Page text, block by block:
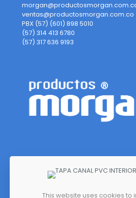
ventas@productosmorgan.com.co
PBX (57) (601) 898 5010
(57) 314 413 6780
(57) 317 636 9193
This website uses cookies to